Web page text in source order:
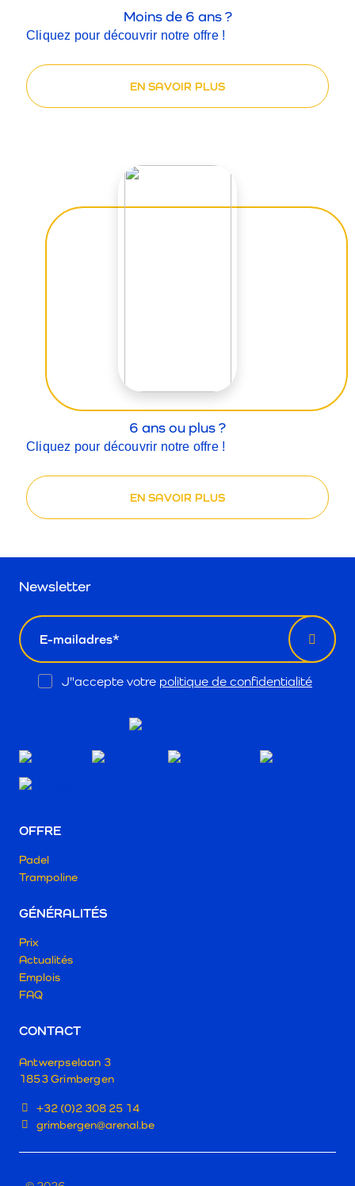
Moins de 6 ans ?
Cliquez pour découvrir notre offre !
EN SAVOIR PLUS
6 ans ou plus ?
Cliquez pour découvrir notre offre !
EN SAVOIR PLUS
Newsletter
email
Opt
J"accepte votre politique de confidentialité
OFFRE
Padel
Trampoline
GÉNÉRALITÉS
Prix
Actualités
Emplois
FAQ
CONTACT
Antwerpselaan 3
1853 Grimbergen
+32 (0)2 308 25 14
grimbergen@arenal.be